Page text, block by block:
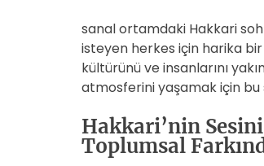
sanal ortamdaki Hakkari
isteyen herkes için harika
kültürünü ve insanlarını
atmosferini yaşamak için bu
Hakkari’nin
Toplumsal